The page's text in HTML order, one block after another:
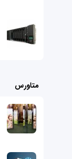
متاورس